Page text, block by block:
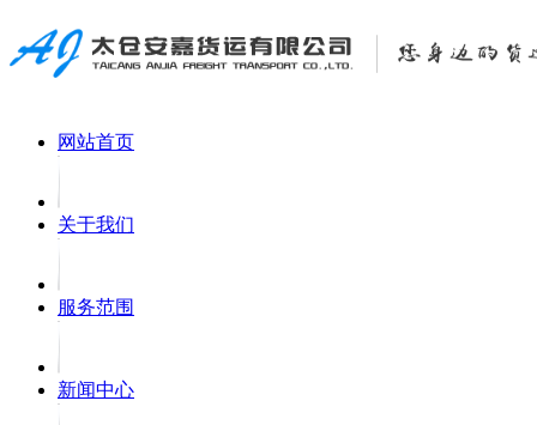
网站首页
关于我们
服务范围
新闻中心